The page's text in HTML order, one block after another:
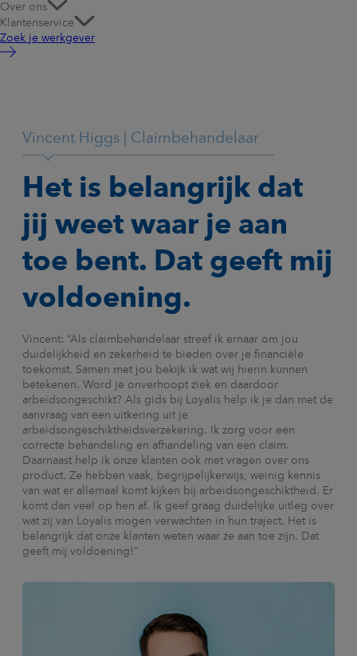
Over ons
Klantenservice
Zoek je werkgever
Vincent Higgs | Claimbehandelaar
Het is belangrijk dat
jij weet waar je aan
toe bent. Dat geeft mij
voldoening.
Vincent: “Als claimbehandelaar streef ik ernaar om jou
duidelijkheid en zekerheid te bieden over je financiële
toekomst. Samen met jou bekijk ik wat wij hierin kunnen
betekenen. Word je onverhoopt ziek en daardoor
arbeidsongeschikt? Als gids bij Loyalis help ik je dan met de
aanvraag van een uitkering uit je
arbeidsongeschiktheidsverzekering. Ik zorg voor een
correcte behandeling en afhandeling van een claim.
Daarnaast help ik onze klanten ook met vragen over ons
product. Ze hebben vaak, begrijpelijkerwijs, weinig kennis
van wat er allemaal komt kijken bij arbeidsongeschiktheid. Er
komt dan veel op hen af. Ik geef graag duidelijke uitleg over
wat zij van Loyalis mogen verwachten in hun traject. Het is
belangrijk dat onze klanten weten waar ze aan toe zijn. Dat
geeft mij voldoening!”